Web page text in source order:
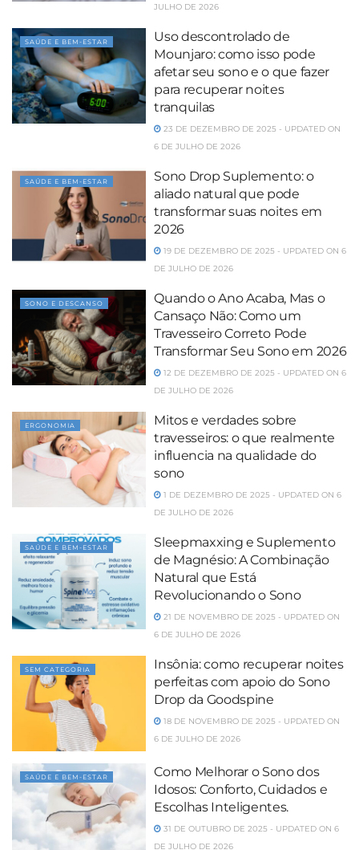
JULHO DE 2026
SAÚDE E BEM-ESTAR
Uso descontrolado de
Mounjaro: como isso pode
afetar seu sono e o que fazer
para recuperar noites
tranquilas
23 DE DEZEMBRO DE 2025 - UPDATED ON
6 DE JULHO DE 2026
SAÚDE E BEM-ESTAR
Sono Drop Suplemento: o
aliado natural que pode
transformar suas noites em
2026
19 DE DEZEMBRO DE 2025 - UPDATED ON 6
DE JULHO DE 2026
SONO E DESCANSO
Quando o Ano Acaba, Mas o
Cansaço Não: Como um
Travesseiro Correto Pode
Transformar Seu Sono em 2026
12 DE DEZEMBRO DE 2025 - UPDATED ON 6
DE JULHO DE 2026
ERGONOMIA
Mitos e verdades sobre
travesseiros: o que realmente
influencia na qualidade do
sono
1 DE DEZEMBRO DE 2025 - UPDATED ON 6
DE JULHO DE 2026
SAÚDE E BEM-ESTAR
Sleepmaxxing e Suplemento
de Magnésio: A Combinação
Natural que Está
Revolucionando o Sono
21 DE NOVEMBRO DE 2025 - UPDATED ON
6 DE JULHO DE 2026
SEM CATEGORIA
Insônia: como recuperar noites
perfeitas com apoio do Sono
Drop da Goodspine
18 DE NOVEMBRO DE 2025 - UPDATED ON
6 DE JULHO DE 2026
SAÚDE E BEM-ESTAR
Como Melhorar o Sono dos
Idosos: Conforto, Cuidados e
Escolhas Inteligentes.
31 DE OUTUBRO DE 2025 - UPDATED ON 6
DE JULHO DE 2026